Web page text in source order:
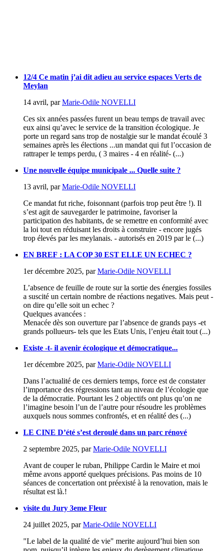
12/4 Ce matin j’ai dit adieu au service espaces Verts de
Meylan
14 avril, parMarie-Odile NOVELLI
Ces six années passées furent un beau temps de travail avec
eux ainsi qu’avec le service de la transition écologique. Je
porte un regard sans trop de nostalgie sur le mandat écoulé 3
semaines après les élections ...un mandat qui fut l’occasion de
rattraper le temps perdu, ( 3 maires - 4 en réalité- (...)
Une nouvelle équipe municipale ... Quelle suite ?
13 avril, parMarie-Odile NOVELLI
Ce mandat fut riche, foisonnant (parfois trop peut être !). Il
s’est agit de sauvegarder le patrimoine, favoriser la
participation des habitants, de se remettre en conformité avec
la loi tout en réduisant les droits à construire - encore jugés
trop élevés par les meylanais. - autorisés en 2019 par le (...)
EN BREF : LA COP 30 EST ELLE UN ECHEC ?
1er décembre 2025, parMarie-Odile NOVELLI
L’absence de feuille de route sur la sortie des énergies fossiles
a suscité un certain nombre de réactions negatives. Mais peut -
on dire qu’elle soit un echec ?
Quelques avancées :
Menacée dès son ouverture par l’absence de grands pays -et
grands pollueurs- tels que les Etats Unis, l’enjeu était tout (...)
Existe -t- il avenir écologique et démocratique...
1er décembre 2025, parMarie-Odile NOVELLI
Dans l’actualité de ces derniers temps, force est de constater
l’importance des régressions tant au niveau de l’écologie que
de la démocratie. Pourtant les 2 objectifs ont plus qu’on ne
l’imagine besoin l’un de l’autre pour résoudre les problèmes
auxquels nous sommes confrontés, et en réalité des (...)
LE CINE D’été s’est deroulé dans un parc rénové
2 septembre 2025, parMarie-Odile NOVELLI
Avant de couper le ruban, Philippe Cardin le Maire et moi
même avons apporté quelques précisions. Pas moins de 10
séances de concertation ont préexisté à la renovation, mais le
résultat est là.!
visite du Jury 3eme Fleur
24 juillet 2025, parMarie-Odile NOVELLI
"Le label de la qualité de vie" merite aujourd’hui bien son